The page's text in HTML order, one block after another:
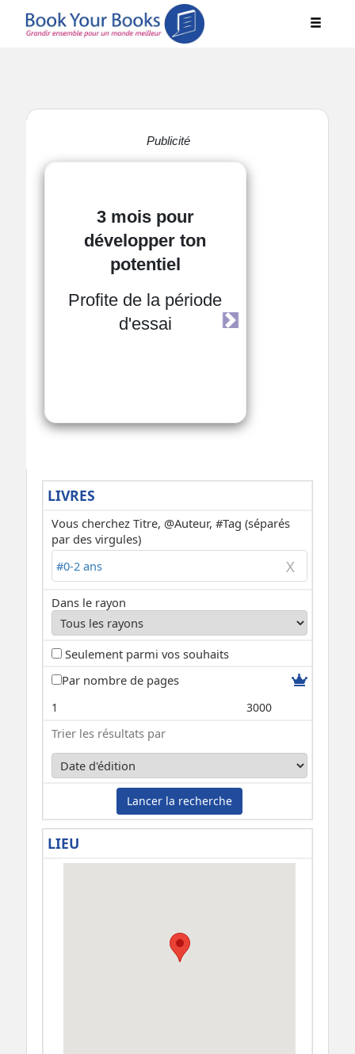
LIVRES
Vous cherchez Titre, @Auteur, #Tag (séparés
par des virgules)
Dans le rayon
Seulement parmi vos souhaits
Par nombre de pages
1 3000
Trier les résultats par
Lancer la recherche
LIEU